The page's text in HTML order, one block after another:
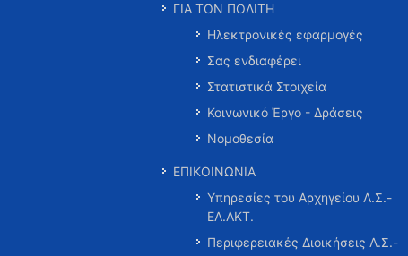
ΓΙΑ ΤΟΝ ΠΟΛΙΤΗ
Ηλεκτρονικές εφαρμογές
Σας ενδιαφέρει
Στατιστικά Στοιχεία
Κοινωνικό Έργο - Δράσεις
Νομοθεσία
ΕΠΙΚΟΙΝΩΝΙΑ
Υπηρεσίες του Αρχηγείου Λ.Σ.-
ΕΛ.ΑΚΤ.
Περιφερειακές Διοικήσεις Λ.Σ.-